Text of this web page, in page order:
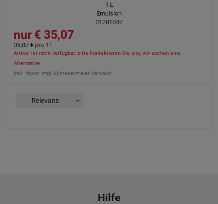
1 L
Emulsion
01281047
35,07 €
Artikel ist nicht verfügbar, bitte kontaktieren Sie uns, wir suchen eine
Alternative
inkl. Mwst. zzgl. klimaneutraler Versand
35,07 € pro 1 l
Hilfe